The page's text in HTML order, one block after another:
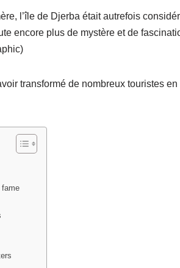
l’île de Djerba était autrefois
encore plus de mystère et de
transformé de nombreux touristes
fame